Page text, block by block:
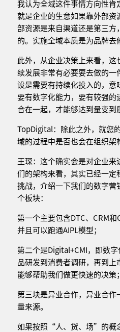
我认为全域这件事情方向性
就是企业的生意如果靠外部
部资源是来自渠道还是第三
的。实施全域本质是为品牌去
此外，从企业决策上来看，
续发展非常有必要要去做的
设是需要有持续化投入的，意
要有数字化能力，要有较强
合在一起，才能够达到量变到
TopDigital：除此之外，就您
域的过程中是否也会在组织架
王琛：这个确实会是对企业
们的架构来看，其实已经一
挑战，介绍一下我们的数字
个板块：
第一个主要包含DTC、CRM和
并且可以跑通AIPL模型；
第二个是Digital+CMI，即数
品研发到消费者调研，再到
能够帮助我们做更快速的决策；
第三块是异业合作，异业合
量来源。
如果按照“人、货、场”的概